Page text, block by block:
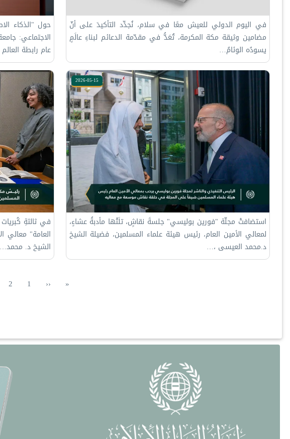
في اليوم الدولي للعيش معًا في سلام‬⁩، نُجدِّد التأكيدَ على أنّ
مضامين ⁧‫وثيقة مكة المكرمة‬⁩، تُعَدُّ في مقدّمة الدعائم لبناءِ عالَمٍ
يسودُه الوِئامُ…
حول "الذكاء
الاجتماعي:
عام رابطة
2026-05-15
استضافتْ مجلّة "فورين بوليسي" جلسةَ نقاشٍ، تلَتْها مأدبةُ عشاءٍ،
لمعالي الأمين العام، رئيس هيئة علماء المسلمين، فضيلة الشيخ
د.⁧‫محمد العيسى‬⁩ ‬⁩،…
في ثالثةِ
العامة" معالي
الشيخ د. ⁧‫محمد…
الصفحة الأولى
« الصفحة السابقة
‹‹ الصفحة
1
2